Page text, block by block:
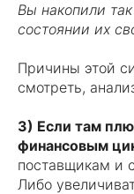
Вы накопили
состоянии их
Причины этой
смотреть,
3) Если там
финансовым
поставщикам и
Либо